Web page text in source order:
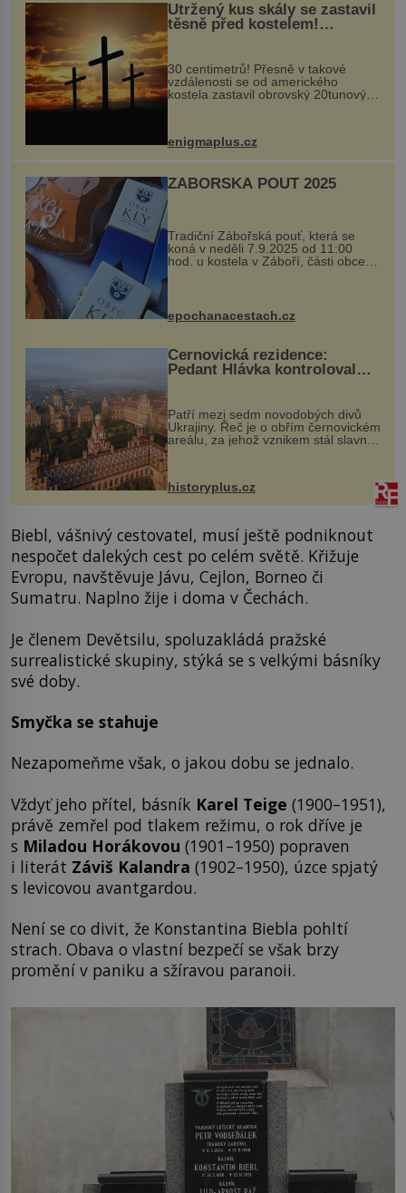
Utržený kus skály se zastavil
těsně před kostelem!
Ochránila ho boží síla?
30 centimetrů! Přesně v takové
vzdálenosti se od amerického
kostela zastavil obrovský 20tunový
...
enigmaplus.cz
ZÁBOŘSKÁ POUŤ 2025
Tradiční Zábořská pouť, která se
koná v neděli 7.9.2025 od 11:00
hod. u kostela v Záboří, části obce
Kly u Mělníka. V programu naleznete
komentovanou prohlídku kostela,
epochanacestach.cz
Černovická rezidence:
Pedant Hlávka kontroloval
Patří mezi sedm novodobých divů
Ukrajiny. Řeč je o obřím černovickém
areálu, za jehož vznikem stál slavný
český architekt Josef Hlávka. Ten si
na něm dal mimořádně záležet. Jeho
historyplus.cz
Biebl, vášnivý cestovatel, musí ještě podniknout
nespočet dalekých cest po celém světě. Křižuje
Evropu, navštěvuje Jávu, Cejlon, Borneo či
Sumatru. Naplno žije i doma v Čechách.
Je členem Devětsilu, spoluzakládá pražské
surrealistické skupiny, stýká se s velkými básníky
své doby.
Smyčka se stahuje
Nezapomeňme však, o jakou dobu se jednalo.
Vždyť jeho přítel, básník Karel Teige (1900–1951),
právě zemřel pod tlakem režimu, o rok dříve je
s Miladou Horákovou (1901–1950) popraven
i literát Záviš Kalandra (1902–1950), úzce spjatý
s levicovou avantgardou.
Není se co divit, že Konstantina Biebla pohltí
strach. Obava o vlastní bezpečí se však brzy
promění v paniku a sžíravou paranoii.